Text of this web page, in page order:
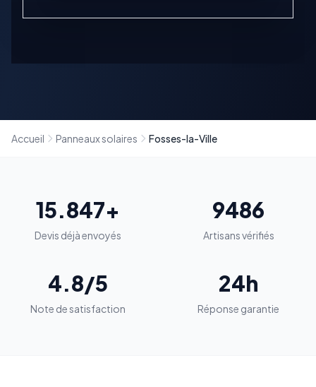
Accueil Panneaux solaires Fosses-la-Ville
15.847+
Devis déjà envoyés
9486
Artisans vérifiés
4.8/5
Note de satisfaction
24h
Réponse garantie